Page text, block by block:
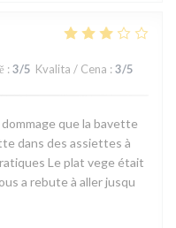
: 3/5 Kvalita / Cena : 3/5
que la bavette
dans des assiettes à
Le plat vege était
a rebute à aller jusqu